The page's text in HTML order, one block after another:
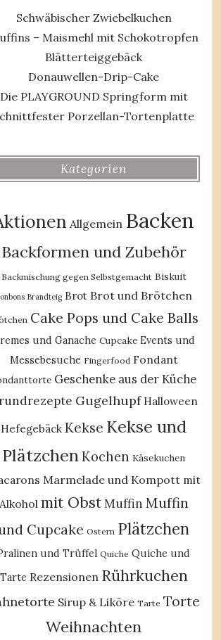
Schwäbischer Zwiebelkuchen
– Maismehl mit Schokotropfen
Blätterteiggebäck
Donauwellen-Drip-Cake
Die PLAYGROUND Springform mit
Porzellan-Tortenplatte
Kategorien
Allgemein Backen
Backformen und Zubehör
Backmischung gegen Selbstgemacht Biskuit
Brandteig Brot Brot und Brötchen
Cake Pops und Cake Balls
und Ganache Cupcake Events und
Messebesuche Fingerfood Fondant
Geschenke aus der Küche
Gugelhupf Halloween
Hefegebäck Kekse Kekse und
PlätzchenKochen Käsekuchen
Marmelade und Kompott mit
mit Obst Muffin Muffin
Cupcake Ostern Plätzchen
und Trüffel Quiche Quiche und
Tarte Rezensionen Rührkuchen
Sirup & Liköre Tarte Torte
Weihnachten